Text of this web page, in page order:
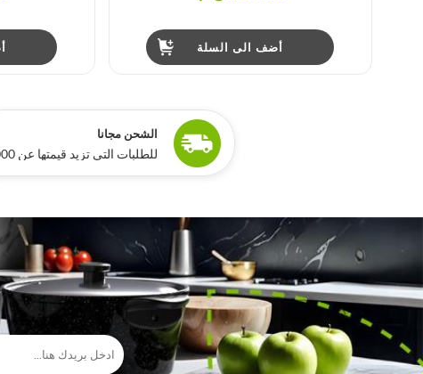
أضف الى السلة
ًالشحن مجانا
للطلبات التي تزيد قيمتها عن 15,000 جنيه مصري